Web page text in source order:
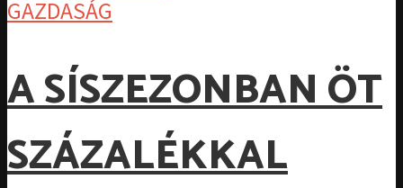
GAZDASÁG
A SÍSZEZONBAN ÖT
SZÁZALÉKKAL